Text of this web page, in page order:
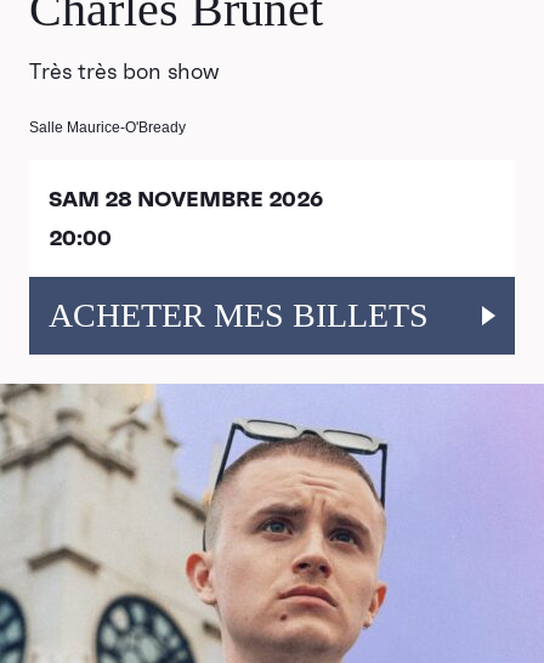
Très très bon show
Salle Maurice-O'Bready
SAM 28 NOVEMBRE 2026
20:00
ACHETER MES BILLETS